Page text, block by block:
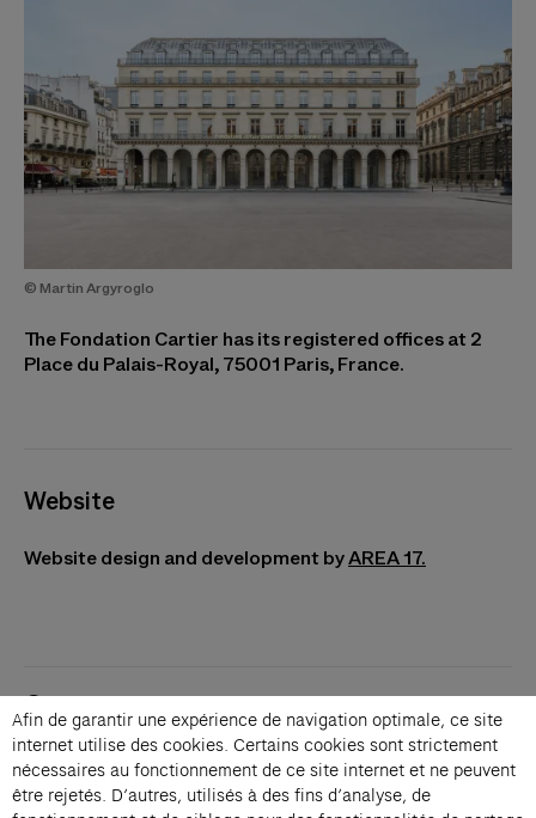
© Martin Argyroglo
The Fondation Cartier has its registered offices at 2
Place du Palais-Royal, 75001 Paris, France.
Website
Website design and development byAREA 17.
Contacts
Membership
Press
Private events
Afin de garantir une expérience de navigation optimale, ce site
internet utilise des cookies. Certains cookies sont strictement
nécessaires au fonctionnement de ce site internet et ne peuvent
être rejetés. D’autres, utilisés à des fins d’analyse, de